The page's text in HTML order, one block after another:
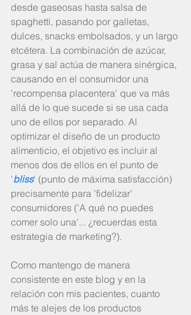
desde gaseosas hasta salsa de
spaghetti, pasando por galletas,
dulces, snacks embolsados, y un largo
etcétera. La combinación de azúcar,
grasa y sal actúa de manera sinérgica,
causando en el consumidor una
'recompensa placentera' que va más
allá de lo que sucede si se usa cada
uno de ellos por separado. Al
optimizar el diseño de un producto
alimenticio, el objetivo es incluir al
menos dos de ellos en el punto de
'bliss' (punto de máxima satisfacción)
precisamente para 'fidelizar'
consumidores ('A qué no puedes
comer solo una'... ¿recuerdas esta
estrategia de marketing?).
Como mantengo de manera
consistente en este blog y en la
relación con mis pacientes, cuanto
más te alejes de los productos